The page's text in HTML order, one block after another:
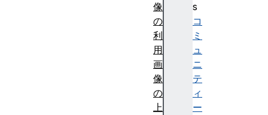
s
コ
ミ
ュ
ニ
テ
ィ
ー
像
の
利
用
画
像
の
上